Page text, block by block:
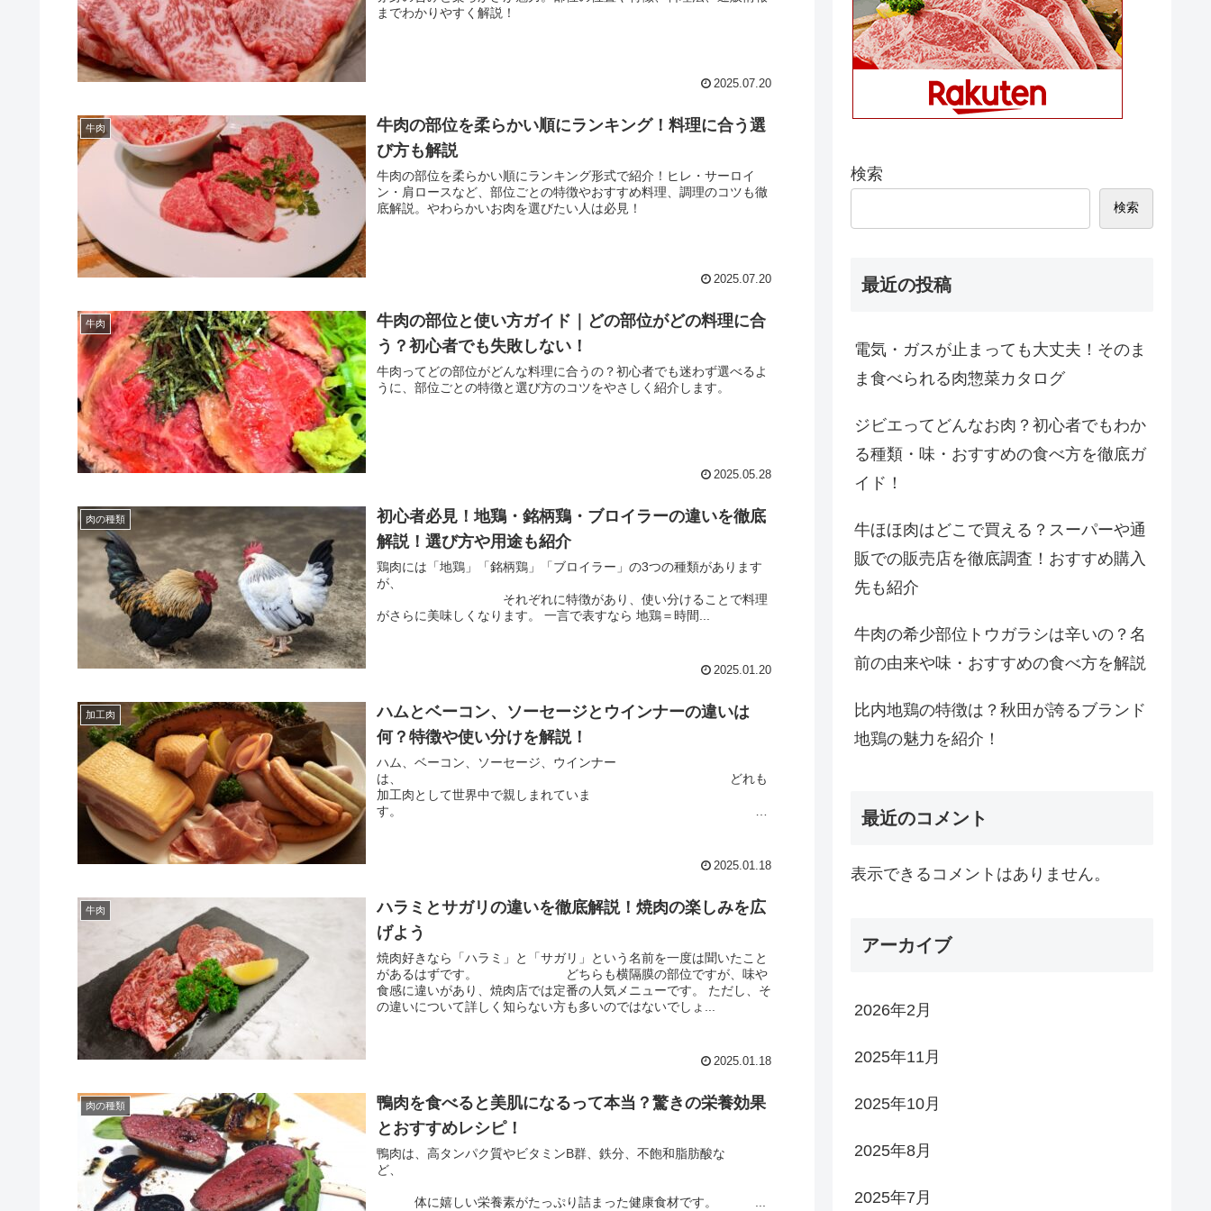
までわかりやすく解説！
2025.07.20
牛肉
牛肉の部位を柔らかい順にランキング！料理に合う選
び方も解説
牛肉の部位を柔らかい順にランキング形式で紹介！ヒレ・サーロイ
ン・肩ロースなど、部位ごとの特徴やおすすめ料理、調理のコツも徹
底解説。やわらかいお肉を選びたい人は必見！
2025.07.20
牛肉
牛肉の部位と使い方ガイド｜どの部位がどの料理に合
う？初心者でも失敗しない！
牛肉ってどの部位がどんな料理に合うの？初心者でも迷わず選べるよ
うに、部位ごとの特徴と選び方のコツをやさしく紹介します。
2025.05.28
肉の種類
初心者必見！地鶏・銘柄鶏・ブロイラーの違いを徹底
解説！選び方や用途も紹介
鶏肉には「地鶏」「銘柄鶏」「ブロイラー」の3つの種類があります
が、
それぞれに特徴があり、使い分けることで料理
がさらに美味しくなります。 一言で表すなら 地鶏＝時間...
2025.01.20
加工肉
ハムとベーコン、ソーセージとウインナーの違いは
何？特徴や使い分けを解説！
ハム、ベーコン、ソーセージ、ウインナー
は、 どれも
加工肉として世界中で親しまれていま
す。
2025.01.18
牛肉
ハラミとサガリの違いを徹底解説！焼肉の楽しみを広
げよう
焼肉好きなら「ハラミ」と「サガリ」という名前を一度は聞いたこと
があるはずです。 どちらも横隔膜の部位ですが、味や
食感に違いがあり、焼肉店では定番の人気メニューです。 ただし、そ
の違いについて詳しく知らない方も多いのではないでしょ...
2025.01.18
肉の種類
鴨肉を食べると美肌になるって本当？驚きの栄養効果
とおすすめレシピ！
鴨肉は、高タンパク質やビタミンB群、鉄分、不飽和脂肪酸な
ど、
体に嬉しい栄養素がたっぷり詰まった健康食材です。 ...
検索
検索
最近の投稿
電気・ガスが止まっても大丈夫！そのま
ま食べられる肉惣菜カタログ
ジビエってどんなお肉？初心者でもわか
る種類・味・おすすめの食べ方を徹底ガ
イド！
牛ほほ肉はどこで買える？スーパーや通
販での販売店を徹底調査！おすすめ購入
先も紹介
牛肉の希少部位トウガラシは辛いの？名
前の由来や味・おすすめの食べ方を解説
比内地鶏の特徴は？秋田が誇るブランド
地鶏の魅力を紹介！
最近のコメント
表示できるコメントはありません。
アーカイブ
2026年2月
2025年11月
2025年10月
2025年8月
2025年7月